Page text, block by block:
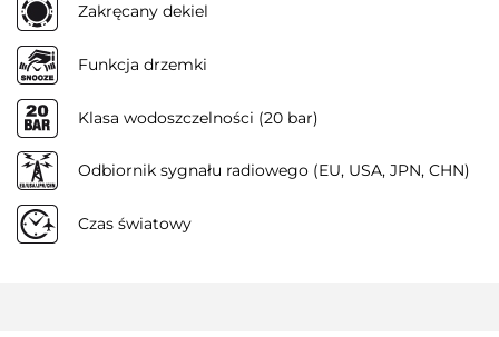
Zakręcany dekiel
Funkcja drzemki
Klasa wodoszczelności (20 bar)
Odbiornik sygnału radiowego (EU, USA, JPN, CHN)
Czas światowy